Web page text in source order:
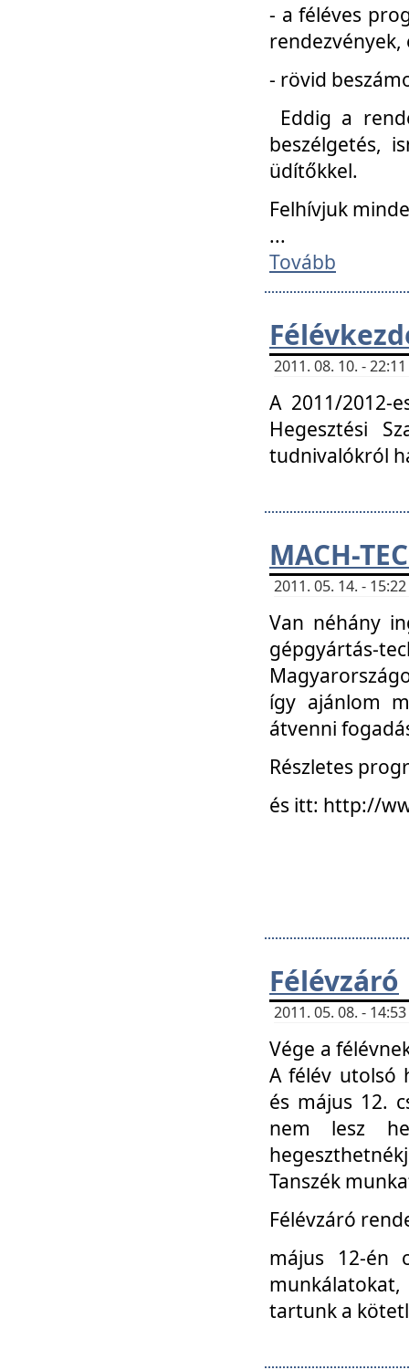
- a féléves
- rövid
Eddig a
beszélgetés,
üdítőkkel.
Felhívjuk
...
Tovább
2011. 08. 10. -
A 2011/2012-
Hegesztési
tudnivalókról
MACH-
2011. 05. 14. -
Van néhány
gépgyártás-
így ajánlom
átvenni
Részletes
és itt: http://
Félévzáró
2011. 05. 08. -
Vége a
A félév utolsó
és május 12.
nem lesz
Tanszék
Félévzáró
május 12-én
tartunk a